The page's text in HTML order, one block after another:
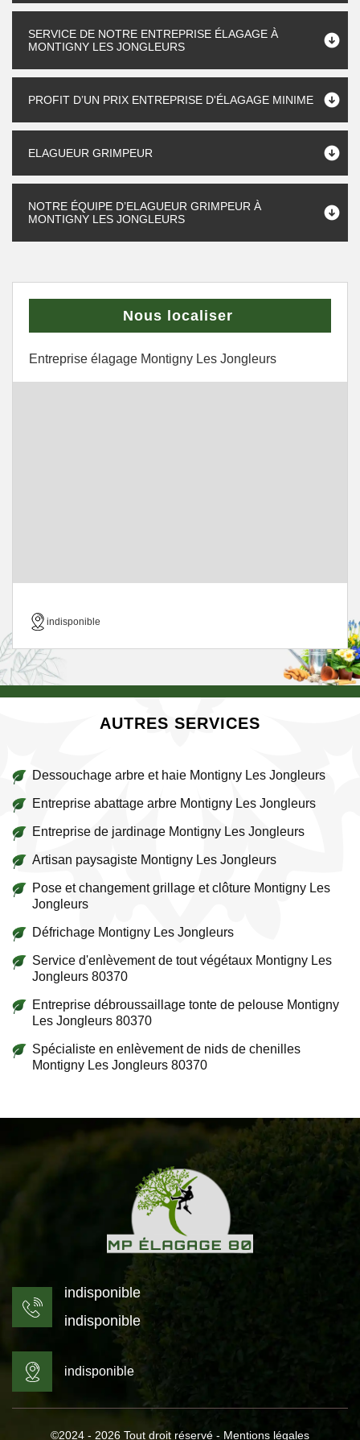
SERVICE DE NOTRE ENTREPRISE ÉLAGAGE À
MONTIGNY LES JONGLEURS
PROFIT D’UN PRIX ENTREPRISE D'ÉLAGAGE MINIME
ELAGUEUR GRIMPEUR
NOTRE ÉQUIPE D’ELAGUEUR GRIMPEUR À
MONTIGNY LES JONGLEURS
Nous localiser
Entreprise élagage Montigny Les Jongleurs
indisponible
AUTRES SERVICES
Dessouchage arbre et haie Montigny Les Jongleurs
Entreprise abattage arbre Montigny Les Jongleurs
Entreprise de jardinage Montigny Les Jongleurs
Artisan paysagiste Montigny Les Jongleurs
Pose et changement grillage et clôture Montigny Les
Jongleurs
Défrichage Montigny Les Jongleurs
Service d'enlèvement de tout végétaux Montigny Les
Jongleurs 80370
Entreprise débroussaillage tonte de pelouse Montigny
Les Jongleurs 80370
Spécialiste en enlèvement de nids de chenilles
Montigny Les Jongleurs 80370
indisponible
indisponible
indisponible
©2024 - 2026 Tout droit réservé - Mentions légales